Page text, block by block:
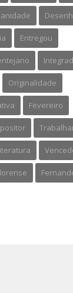
Entregou
Originalidade
Fevereiro